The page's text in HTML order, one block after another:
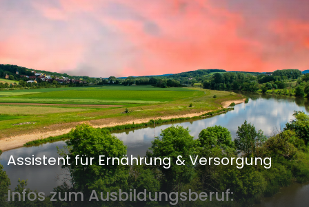
Assistent für Ernährung & Versorgung
Infos zum Ausbildungsberuf: